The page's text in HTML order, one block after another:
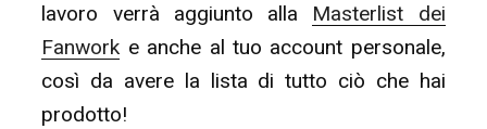
lavoro verrà aggiunto alla Masterlist dei
Fanwork e anche al tuo account personale,
così da avere la lista di tutto ciò che hai
prodotto!